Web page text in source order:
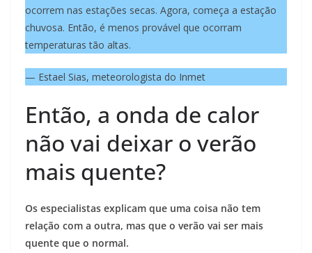
ocorrem nas estações secas. Agora, começa a estação
chuvosa. Então, é menos provável que ocorram
temperaturas tão altas.
— Estael Sias, meteorologista do Inmet
Então, a onda de calor
não vai deixar o verão
mais quente?
Os especialistas explicam que uma coisa não tem
relação com a outra, mas que o verão vai ser mais
quente que o normal.